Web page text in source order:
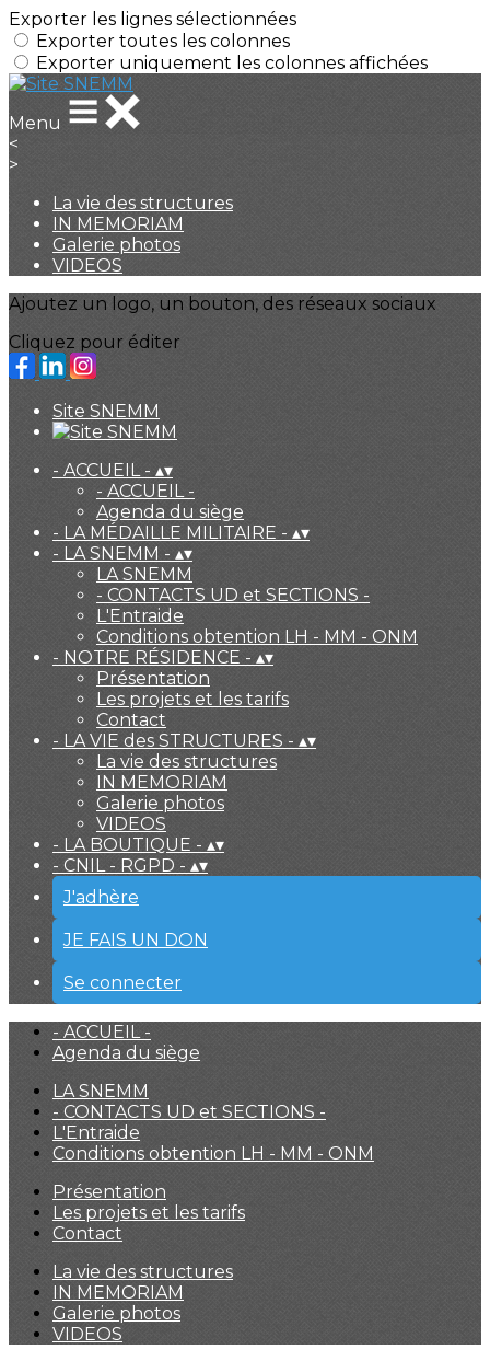
Exporter les lignes sélectionnées
Exporter toutes les colonnes
Exporter uniquement les colonnes affichées
Menu
<
>
La vie des structures
IN MEMORIAM
Galerie photos
VIDEOS
Ajoutez un logo, un bouton, des réseaux sociaux
Cliquez pour éditer
Site SNEMM
- ACCUEIL - ▴▾
- ACCUEIL -
Agenda du siège
- LA MÉDAILLE MILITAIRE - ▴▾
- LA SNEMM - ▴▾
LA SNEMM
- CONTACTS UD et SECTIONS -
L'Entraide
Conditions obtention LH - MM - ONM
- NOTRE RÉSIDENCE - ▴▾
Présentation
Les projets et les tarifs
Contact
- LA VIE des STRUCTURES - ▴▾
La vie des structures
IN MEMORIAM
Galerie photos
VIDEOS
- LA BOUTIQUE - ▴▾
- CNIL - RGPD - ▴▾
J'adhère
JE FAIS UN DON
Se connecter
- ACCUEIL -
Agenda du siège
LA SNEMM
- CONTACTS UD et SECTIONS -
L'Entraide
Conditions obtention LH - MM - ONM
Présentation
Les projets et les tarifs
Contact
La vie des structures
IN MEMORIAM
Galerie photos
VIDEOS